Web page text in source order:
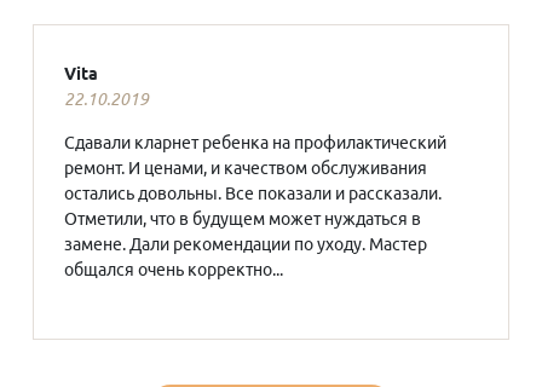
Vita
22.10.2019
Сдавали кларнет ребенка на профилактический
ремонт. И ценами, и качеством обслуживания
остались довольны. Все показали и рассказали.
Отметили, что в будущем может нуждаться в
замене. Дали рекомендации по уходу. Мастер
общался очень корректно...